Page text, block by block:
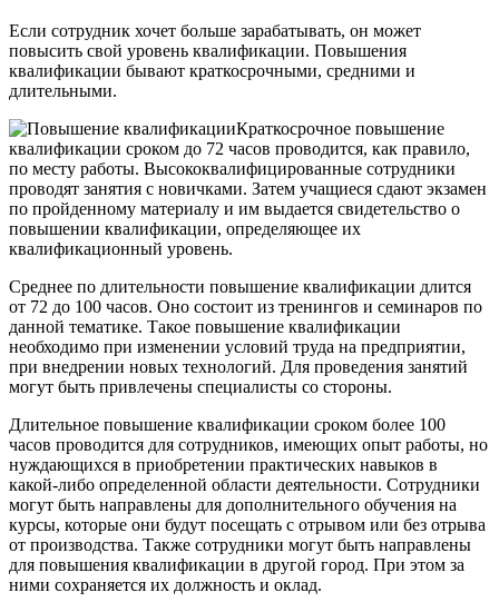
Если сотрудник хочет больше зарабатывать, он может
повысить свой уровень квалификации. Повышения
квалификации бывают краткосрочными, средними и
длительными.
Краткосрочное повышение
квалификации сроком до 72 часов проводится, как правило,
по месту работы. Высококвалифицированные сотрудники
проводят занятия с новичками. Затем учащиеся сдают экзамен
по пройденному материалу и им выдается свидетельство о
повышении квалификации, определяющее их
квалификационный уровень.
Среднее по длительности повышение квалификации длится
от 72 до 100 часов. Оно состоит из тренингов и семинаров по
данной тематике. Такое повышение квалификации
необходимо при изменении условий труда на предприятии,
при внедрении новых технологий. Для проведения занятий
могут быть привлечены специалисты со стороны.
Длительное повышение квалификации сроком более 100
часов проводится для сотрудников, имеющих опыт работы, но
нуждающихся в приобретении практических навыков в
какой-либо определенной области деятельности. Сотрудники
могут быть направлены для дополнительного обучения на
курсы, которые они будут посещать с отрывом или без отрыва
от производства. Также сотрудники могут быть направлены
для повышения квалификации в другой город. При этом за
ними сохраняется их должность и оклад.